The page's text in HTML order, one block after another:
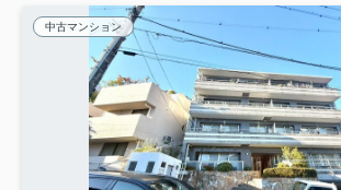
中古マンション